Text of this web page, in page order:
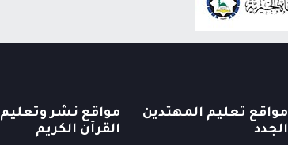
مواقع تعليم المهتدين
الجدد
مواقع نشر وتعليم
القرآن الكريم